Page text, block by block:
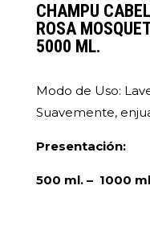
CHAMPU
ROSA
5000 ML.
Modo de Uso:
Suavemente,
Presentación:
500 ml. – 1000